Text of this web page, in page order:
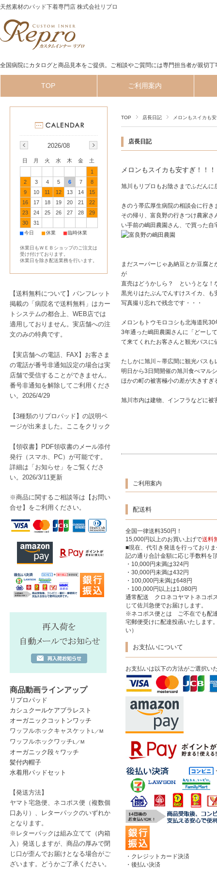
天然素材のパッド下着専門店 株式会社リプロ
全国病院にカタログと商品見本をご提供。ご相談やご質問には専門担当者が親切
TOP ご利用案内
TOP 店長日記 メロンもスイカも
店長日記
メロンもスイカも安すぎ！！！
旭川もリプロもお陰さまでふだんに
きのう帯広厚生病院の相談会に行き
その帰り、富良野の行きつけ農家
い手前の嶋田農園さん、で買った
まだスーパーじゃあ納豆とか豆腐
が
直売はどうかしら？ というとな！
黒光りはたぶんでんすけスイカ、も
写真撮り忘れで残念です・・・
メロンもトウモロコシも北海道民
3年通った嶋田農園さんに「どーし
て来てくれたお客さんと観光バス
たしかに旭川～帯広間に観光バス
明日から3日間開催の旭川食べマル
ほかの町の被害極小の差が大きすぎ
旭川市内は建物、インフラなどに
ご利用案内
配送料
全国一律送料350円！
15,000円以上のお買い上げで送料
■現在、代引き発送を行っており
記の通り合計金額に応じ手数料を
・10,000円未満は324円
・30,000円未満は432円
・100,000円未満は648円
・100,000円以上は1,080円
通常配送 クロネコヤマトネコポ
じて佐川急便でお届けします。
※ネコポス便とは ご不在でも配
宅郵便受けに配達投函いたします
い）
お支払いについて
お支払いは以下の方法がご選択い
・クレジットカード決済
・後払い決済
2026/08
日 月 火 水 木 金
土
1
2
3 4 5 6 7
8
9
10 11 12 13 14
15
16
17 18 19 20 21
22
23
24 25 26 27 28
29
30
31
■今日 ■休業 ■臨時休業
休業日もＷＥＢショップのご注文は
受け付けております。
休業日を除き配送業務を行います。
【送料無料について】パンフレット
掲載の「病院名で送料無料」はカー
トシステムの都合上、WEB店では
適用しておりません。実店舗への注
文のみの特典です。
【実店舗への電話、FAX】お客さま
の電話が番号非通知設定の場合は実
店舗で受信することができません。
番号非通知を解除してご利用くださ
い。2026/4/29
【3種類のリプロパッド】の説明ペ
ージが出来ました。 ここをクリック
【領収書】PDF領収書のメール添付
発行（スマホ、PC）が可能です。
詳細は「お知らせ」をご覧くださ
い。2026/3/11更新
※商品に関するご相談等は【 お問い
合せ】をご利用ください。
商品動画ラインアップ
リプロパッド
カシュクールケアブラレスト
オーガニックコットンワッチ
ワッフルホックキャスケット L ／M
ワッフルホックワッチL ／M
オーガニック段々ワッチ
髪付内帽子
水着用パッドセット
【発送方法】
ヤマト宅急便、ネコポス便 （複数個
口あり） 、レターパックのいずれか
となります。
※レターパックは組み立てて（内箱
入）発送しますが、商品の厚みで閉
じ口が歪んでお届けとなる場合がご
ざいます。どうかご了承ください。